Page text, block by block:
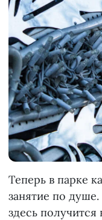
Теперь в парке
занятие по душе.
здесь